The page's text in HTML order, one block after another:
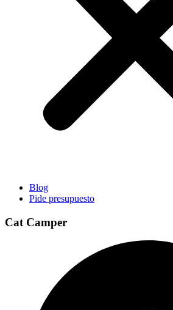
Blog
Pide presupuesto
Cat Camper